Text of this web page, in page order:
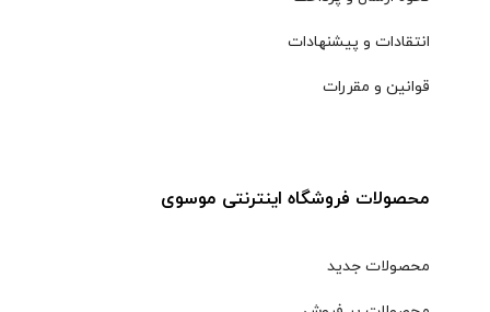
انتقادات و پیشنهادات
قوانین و مقررات
محصولات فروشگاه اینترنتی موسوی
محصولات جدید